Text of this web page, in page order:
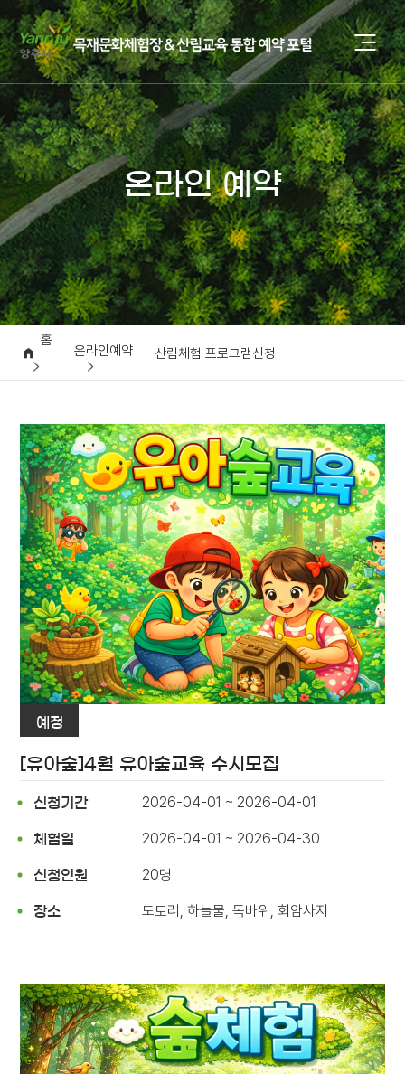
온라인 예약
홈
온라인예약 산림체험 프로그램신청
예정
[유아숲]4월 유아숲교육 수시모집
신청기간 2026-04-01 ~ 2026-04-01
체험일 2026-04-01 ~ 2026-04-30
신청인원 20명
장소 도토리, 하늘물, 독바위, 회암사지